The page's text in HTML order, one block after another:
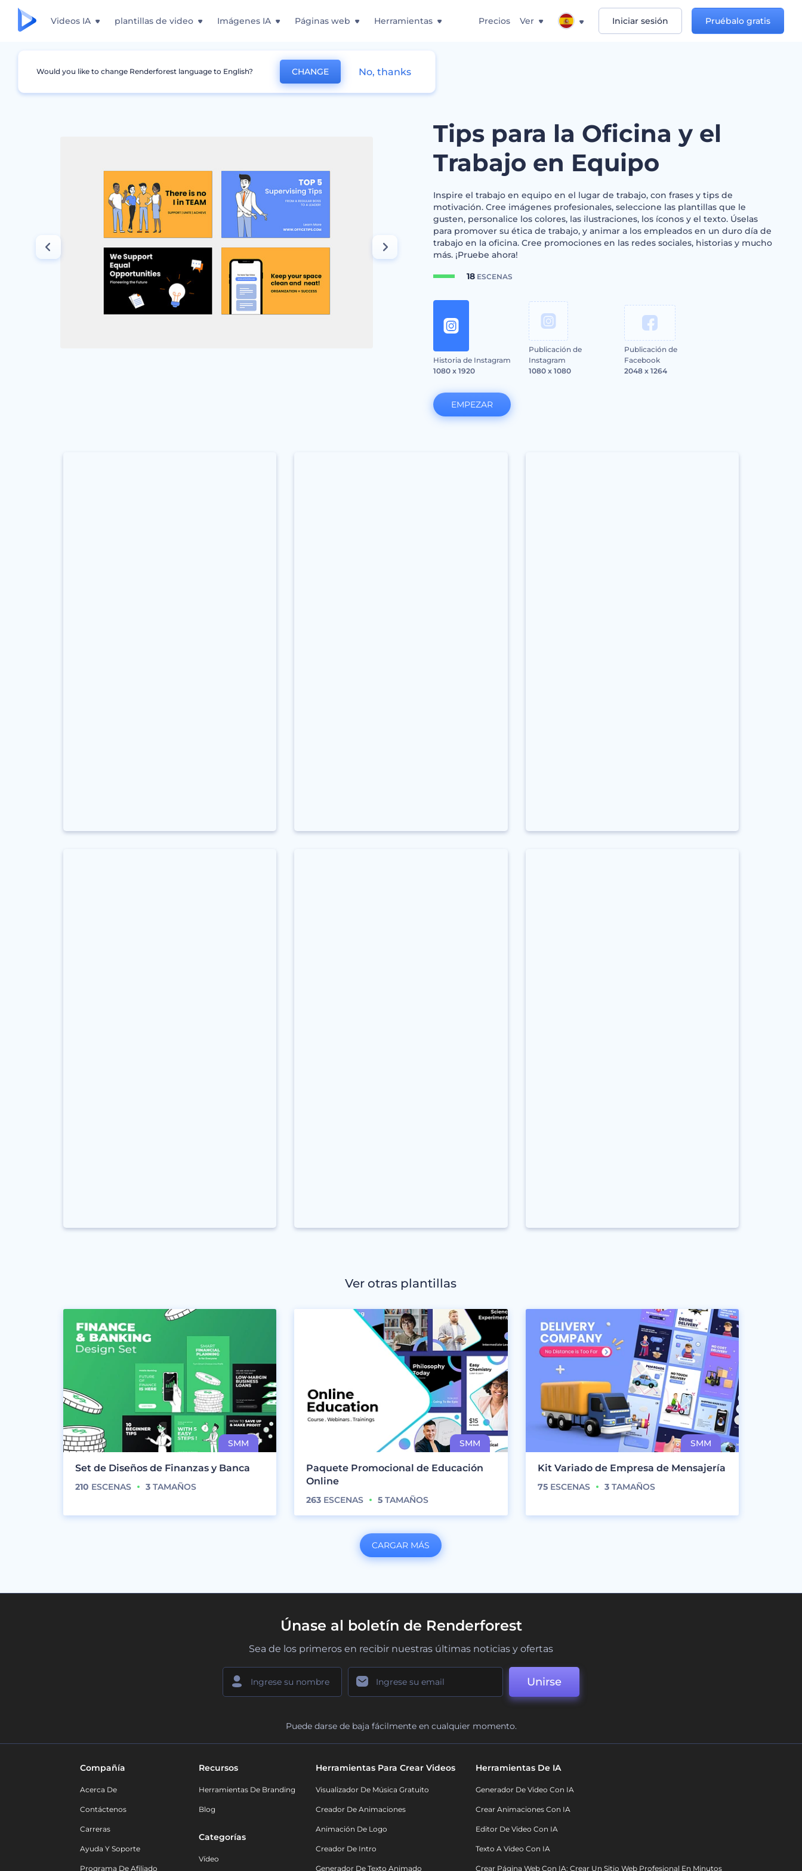
Videos IA plantillas de video Imágenes IA Páginas web Herramientas Precios Ver Iniciar sesión Pruébalo gratis
Gráficos Historia de Instagram Tips para la Oficina y el Trabajo en Equipo
Tips para la Oficina y el
Trabajo en Equipo
Inspire el trabajo en equipo en el lugar de trabajo, con frases y tips de
motivación. Cree imágenes profesionales, seleccione las plantillas que le
gusten, personalice los colores, las ilustraciones, los íconos y el texto. Úselas
para promover su ética de trabajo, y animar a los empleados en un duro día de
trabajo en la oficina. Cree promociones en las redes sociales, historias y mucho
más. ¡Pruebe ahora!
18ESCENAS
Historia de Instagram
1080 x 1920
Publicación de
Instagram
1080 x 1080
Publicación de
Facebook
2048 x 1264
EMPEZAR
Ver otras plantillas
Set de Diseños de Finanzas y Banca
210 ESCENAS 3 TAMAÑOS
Paquete Promocional de Educación
Online
263 ESCENAS 5 TAMAÑOS
Kit Variado de Empresa de Mensajería
75ESCENAS 3TAMAÑOS
CARGAR MÁS
Únase al boletín de Renderforest
Sea de los primeros en recibir nuestras últimas noticias y ofertas
Unirse
Puede darse de baja fácilmente en cualquier momento.
Compañía
Acerca De
Contáctenos
Carreras
Ayuda Y Soporte
Programa De Afiliado
Recursos
Herramientas De Branding
Blog
Categorías
Vídeo
Herramientas Para Crear Videos
Visualizador De Música Gratuito
Creador De Animaciones
Animación De Logo
Creador De Intro
Generador De Texto Animado
Herramientas De IA
Generador De Video Con IA
Crear Animaciones Con IA
Editor De Video Con IA
Texto A Video Con IA
Crear Página Web Con IA: Crear Un Sitio Web Profesional En Minutos
Would you like to change Renderforest language to English? CHANGE No, thanks